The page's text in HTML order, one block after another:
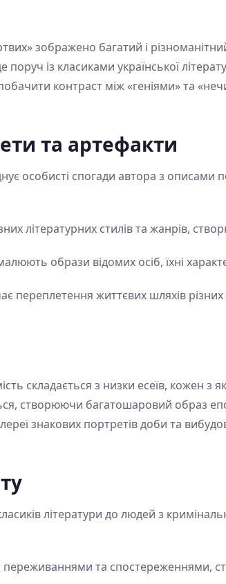
зображено багатий і різноманітний
із класиками української
контраст між «геніями» та
та артефакти
особисті спогади автора з описами
літературних стилів та жанрів,
образи відомих осіб, їхні
переплетення життєвих шляхів різних
складається з низки есеїв, кожен з
створюючи багатошаровий образ
знакових портретів доби та
літератури до людей з
переживаннями та спостереженнями,